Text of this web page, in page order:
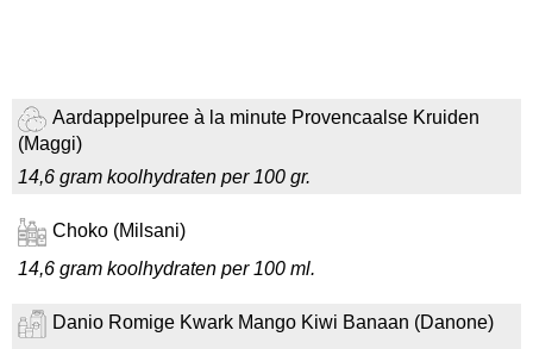
Aardappelpuree à la minute Provencaalse Kruiden
(Maggi)
14,6 gram koolhydraten per 100 gr.
Choko (Milsani)
14,6 gram koolhydraten per 100 ml.
Danio Romige Kwark Mango Kiwi Banaan (Danone)